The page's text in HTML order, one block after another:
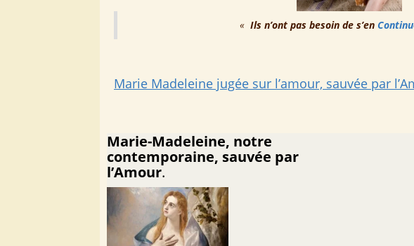
«Ils n’ont pas besoin de s’en
Marie Madeleine jugée sur l’amour, sauvée par
Marie-Madeleine, notre
contemporaine, sauvée par
l’Amour.